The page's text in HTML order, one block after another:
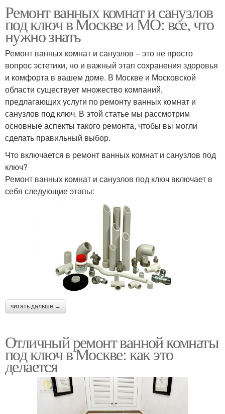
Ремонт ванных комнат и санузлов
под ключ в Москве и МО: все, что
нужно знать
Ремонт ванных комнат и санузлов – это не просто
вопрос эстетики, но и важный этап сохранения здоровья
и комфорта в вашем доме. В Москве и Московской
области существует множество компаний,
предлагающих услуги по ремонту ванных комнат и
санузлов под ключ. В этой статье мы рассмотрим
основные аспекты такого ремонта, чтобы вы могли
сделать правильный выбор.
Что включается в ремонт ванных комнат и санузлов под
ключ?
Ремонт ванных комнат и санузлов под ключ включает в
себя следующие этапы:
читать дальше →
Отличный ремонт ванной комнаты
под ключ в Москве: как это
делается